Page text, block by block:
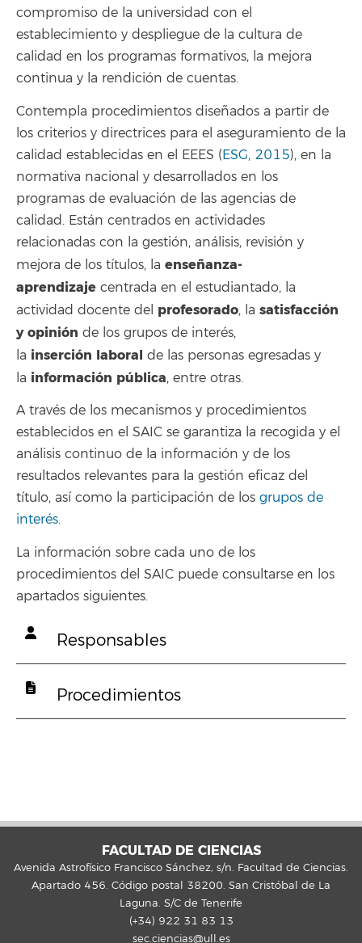
compromiso de la universidad con el
establecimiento y despliegue de la cultura de
calidad en los programas formativos, la mejora
continua y la rendición de cuentas.
Contempla procedimientos diseñados a partir de
los criterios y directrices para el aseguramiento de la
calidad establecidas en el EEES (ESG, 2015), en la
normativa nacional y desarrollados en los
programas de evaluación de las agencias de
calidad. Están centrados en actividades
relacionadas con la gestión, análisis, revisión y
mejora de los títulos, la enseñanza-
aprendizaje centrada en el estudiantado, la
actividad docente del profesorado, la satisfacción
y opinión de los grupos de interés,
la inserción laboral de las personas egresadas y
la información pública, entre otras.
A través de los mecanismos y procedimientos
establecidos en el SAIC se garantiza la recogida y el
análisis continuo de la información y de los
resultados relevantes para la gestión eficaz del
título, así como la participación de los grupos de
interés.
La información sobre cada uno de los
procedimientos del SAIC puede consultarse en los
apartados siguientes.
Responsables
Procedimientos
FACULTAD DE CIENCIAS
Avenida Astrofísico Francisco Sánchez, s/n. Facultad de Ciencias.
Apartado 456. Código postal 38200. San Cristóbal de La
Laguna. S/C de Tenerife
(+34) 922 31 83 13
sec.ciencias@ull.es